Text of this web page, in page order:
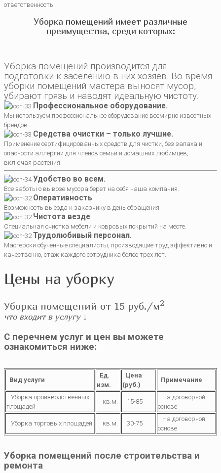
ответственность.
Уборка помещений имеет различные
преимущества, среди которых:
Уборка помещений производится для
подготовки к заселению в них хозяев. Во время
уборки помещений мастера выносят мусор,
убирают грязь и наводят идеальную чистоту.
Профессиональное оборудование.
Мы используем профессиональное оборудование всемирно известных
брендов.
Средства очистки – только лучшие.
Применение сертифицированных средств для чистки, без запаха и
опасности аллергии для членов семьи и домашних любимцев,
включая растения.
Удобство во всем.
Все заботы о вывозе мусора берет на себя наша компания.
Оперативность
Возможность выезда к заказчику в день обращения.
Чистота везде
Специальная очистка мебели и ковровых покрытий на месте.
Трудолюбивый персонал.
Мастерски обученные специалисты, производящие труд эффективно и
качественно, стаж каждого сотрудника более трех лет.
Цены на уборку
Уборка помещений от 15 руб./м2
что входит в услугу↓
C перечнем услуг и цен вы можете
ознакомиться ниже:
Вид услуги
Ед.
изм.
Цена
(руб.)
Примечание
Уборка производственных
площадей
кв.м. 15-85
На договорной
основе
Уборка торговых площадей кв.м. 30-75
На договорной
основе
Уборка помещений после строительства и
ремонта